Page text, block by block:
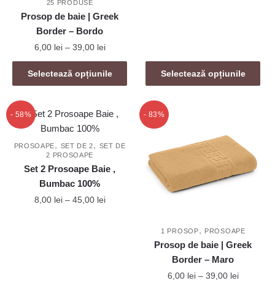
25 PRODUSE
Prosop de baie | Greek
Border – Bordo
6,00 lei – 39,00 leiInterval
de
prețuri:
6,00 lei
la
Selectează opțiunile
Acest
produs
mai
multe
variații.
Opțiunile
pot
fi
alese
Selectează opțiunile
Opțiunile
pot
pagina
produsului.
- 58%
PROSOAPE, SET DE 2, SET DE
2 PROSOAPE
Set 2 Prosoape Baie ,
Bumbac 100%
8,00 lei – 45,00 leiInterval
- 83%
1 PROSOP, PROSOAPE
Prosop de baie | Greek
Border – Maro
6,00 lei – 39,00 leiInterval